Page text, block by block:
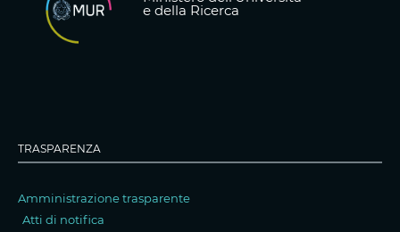
e della Ricerca
TRASPARENZA
Amministrazione trasparente
Atti di notifica